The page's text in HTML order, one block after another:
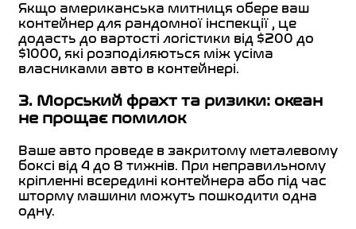
Якщо американська митниця обере ваш
контейнер для рандомної інспекції , це
додасть до вартості логістики від $200 до
$1000, які розподіляються між усіма
власниками авто в контейнері.
3. Морський фрахт та ризики: океан
не прощає помилок
Ваше авто проведе в закритому металевому
боксі від 4 до 8 тижнів. При неправильному
кріпленні всередині контейнера або під час
шторму машини можуть пошкодити одна
одну.